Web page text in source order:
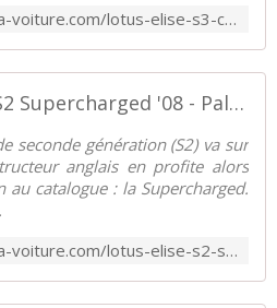
http://www.palais-de-la-voiture.com/lotus-elise-s3-club-racer-15.html
AB23 * Lotus Elise S2 Supercharged '08 - Palais-de-la-Voiture.com
seconde génération (S2) va sur
anglais en profite alors
catalogue : la Supercharged.
http://www.palais-de-la-voiture.com/lotus-elise-s2-supercharged.html